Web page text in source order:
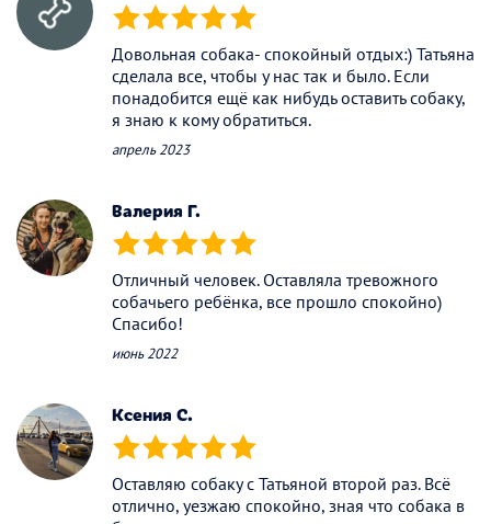
(*) (*) (*) (*) (*)
Довольная собака- спокойный отдых:) Татьяна
сделала все, чтобы у нас так и было. Если
понадобится ещё как нибудь оставить собаку,
я знаю к кому обратиться.
апрель 2023
Валерия Г.
(*) (*) (*) (*) (*)
Отличный человек. Оставляла тревожного
собачьего ребёнка, все прошло спокойно)
Спасибо!
июнь 2022
Ксения С.
(*) (*) (*) (*) (*)
Оставляю собаку с Татьяной второй раз. Всё
отлично, уезжаю спокойно, зная что собака в